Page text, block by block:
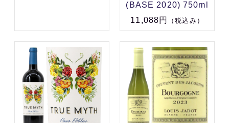
(BASE 2020) 750ml
11,088円
（税込み）